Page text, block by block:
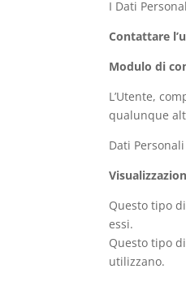
I Dati
Contattare
Modulo di
L’Utente,
qualunque
Dati
Questo tipo
essi.
Questo tipo
utilizzano.